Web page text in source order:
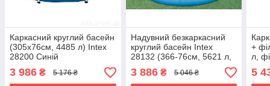
Каркасний круглий басейн
(305х76см, 4485 л) Intex
28200 Синій
3 986 ₴ 5 176 ₴
Надувний безкаркасний
круглий басейн Intex
28132 (366-76см, 5621 л,
фільтр-насос 230V) Синій
3 886₴ 5 046 ₴
+
л,
5